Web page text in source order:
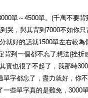
單～4500單。(千萬不要
哭，與其背到7000不如你
就好的話就1500單左右較為
背到一個都不忘了想法(挫折
實也很了不起了，我那時
單字都忘了，盡力就好，你
一些單字真的是難免，3000